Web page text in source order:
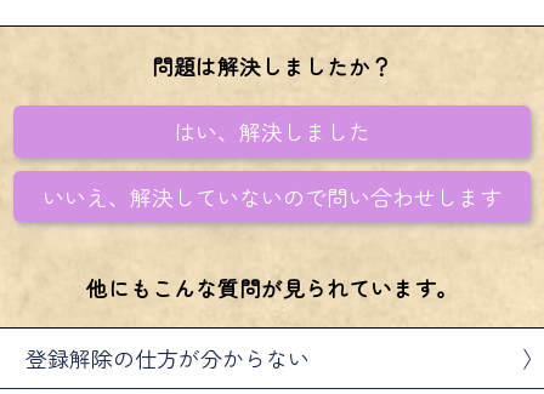
問題は解決しましたか？
はい、解決しました
いいえ、解決していないので問い合わせします
他にもこんな質問が見られています。
登録解除の仕方が分からない